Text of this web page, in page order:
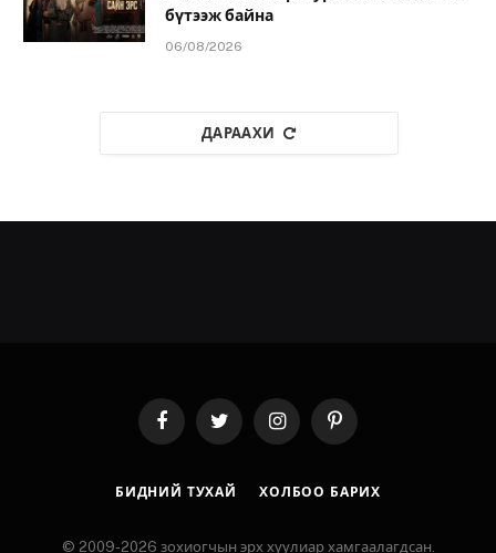
бүтээж байна
06/08/2026
ДАРААХИ
FacebookTwitter InstagramPinterest
БИДНИЙ ТУХАЙ ХОЛБОО БАРИХ
© 2009-2026 зохиогчын эрх хуулиар хамгаалагдсан.